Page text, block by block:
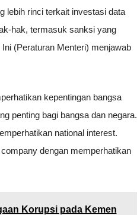
lebih rinci terkait investasi data
hak, termasuk sanksi yang
(Peraturan Menteri) menjawab
kepentingan bangsa
penting bagi bangsa dan negara.
national interest.
dengan memperhatikan
Korupsi pada Kemen